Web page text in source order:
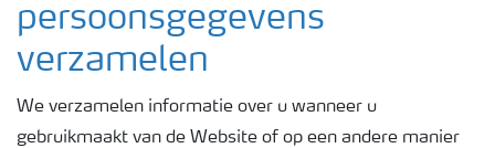
persoonsgegevens
verzamelen
We verzamelen informatie over u wanneer u
gebruikmaakt van de Website of op een andere manier